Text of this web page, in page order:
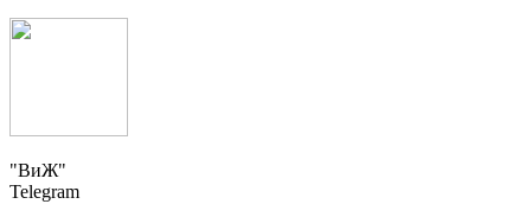
"ВиЖ"
Telegram